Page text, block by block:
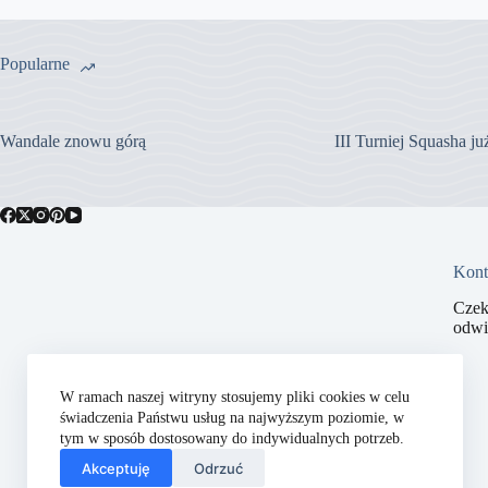
W ramach naszej witryny stosujemy pliki cookies w celu
świadczenia Państwu usług na najwyższym poziomie, w
tym w sposób dostosowany do indywidualnych potrzeb.
Akceptuję Odrzuć
Popularne
Wandale znowu górą III Turniej Squasha